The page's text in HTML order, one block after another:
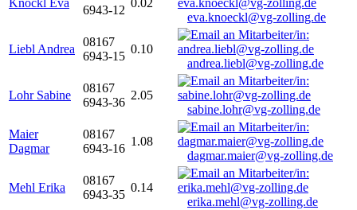
Knöckl Eva
6943-12
0.02
eva.knoeckl@vg-zolling.de
Liebl Andrea
08167
6943-15
0.10
andrea.liebl@vg-zolling.de
Lohr Sabine
08167
6943-36
2.05
sabine.lohr@vg-zolling.de
Maier
Dagmar
08167
6943-16
1.08
dagmar.maier@vg-zolling.de
Mehl Erika
08167
6943-35
0.14
erika.mehl@vg-zolling.de